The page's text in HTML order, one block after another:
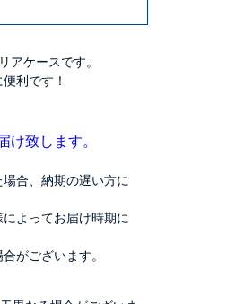
アケースです。
利です！
致します。
合、納期の遅い方に
よってお届け時期に
がございます。